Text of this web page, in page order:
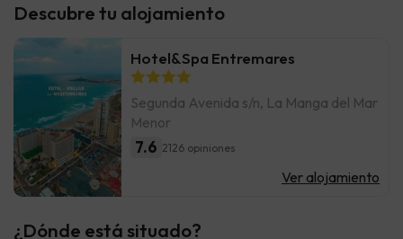
Descubre tu alojamiento
Hotel&Spa Entremares
Segunda Avenida s/n, La Manga del Mar
Menor
7.6 2126 opiniones
Ver alojamiento
¿Dónde está situado?